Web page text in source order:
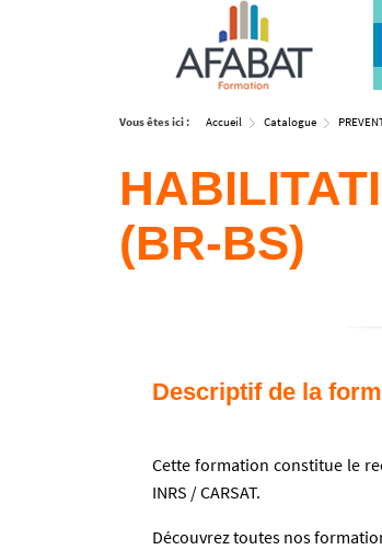
Vous êtes ici : Accueil Catalogue
(BR-BS)
Descriptif de la
Cette formation constitue le
INRS / CARSAT.
Découvrez toutes nos